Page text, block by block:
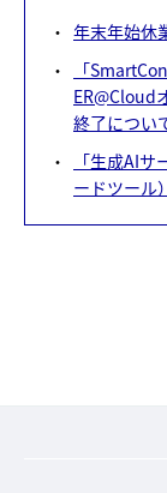
年末年始休
「
ER@Cloud
終了につい
「生成AI
ードツール